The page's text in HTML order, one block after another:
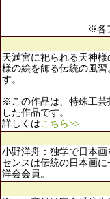
※各
天満宮に祀られる天神
様の絵を飾る伝統の風
す。
※この作品は、特殊工芸
した作品です。
詳しくはこちら>>
小野洋舟：独学で日本
センスは伝統の日本画
洋会会員。